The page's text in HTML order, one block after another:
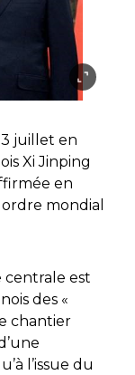
juillet en
Xi Jinping
en
mondial
centrale est
des «
chantier
l’issue du